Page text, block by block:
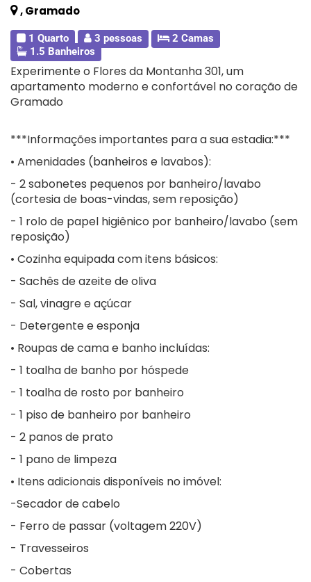
, Gramado
1 Quarto 3 pessoas
2 Camas
1.5 Banheiros
Experimente o Flores da Montanha 301, um
apartamento moderno e confortável no coração de
Gramado
***Informações importantes para a sua estadia:***
• Amenidades (banheiros e lavabos):
- 2 sabonetes pequenos por banheiro/lavabo
(cortesia de boas-vindas, sem reposição)
- 1 rolo de papel higiênico por banheiro/lavabo (sem
reposição)
• Cozinha equipada com itens básicos:
- Sachês de azeite de oliva
- Sal, vinagre e açúcar
- Detergente e esponja
• Roupas de cama e banho incluídas:
- 1 toalha de banho por hóspede
- 1 toalha de rosto por banheiro
- 1 piso de banheiro por banheiro
- 2 panos de prato
- 1 pano de limpeza
• Itens adicionais disponíveis no imóvel:
-Secador de cabelo
- Ferro de passar (voltagem 220V)
- Travesseiros
- Cobertas